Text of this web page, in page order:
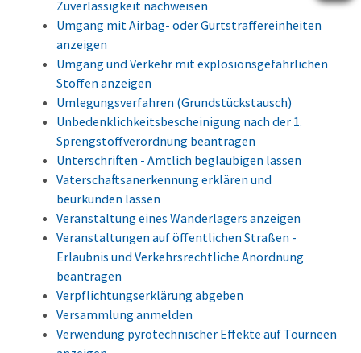
Zuverlässigkeit nachweisen
Umgang mit Airbag- oder Gurtstraffereinheiten
anzeigen
Umgang und Verkehr mit explosionsgefährlichen
Stoffen anzeigen
Umlegungsverfahren (Grundstückstausch)
Unbedenklichkeitsbescheinigung nach der 1.
Sprengstoffverordnung beantragen
Unterschriften - Amtlich beglaubigen lassen
Vaterschaftsanerkennung erklären und
beurkunden lassen
Veranstaltung eines Wanderlagers anzeigen
Veranstaltungen auf öffentlichen Straßen -
Erlaubnis und Verkehrsrechtliche Anordnung
beantragen
Verpflichtungserklärung abgeben
Versammlung anmelden
Verwendung pyrotechnischer Effekte auf Tourneen